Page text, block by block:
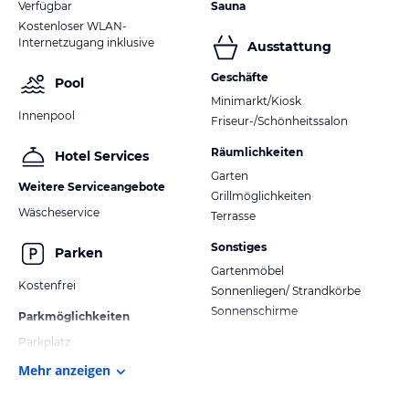
Verfügbar
Kostenloser WLAN-
Internetzugang inklusive
Pool
Innenpool
Hotel Services
Weitere Serviceangebote
Wäscheservice
Parken
Kostenfrei
Parkmöglichkeiten
Parkplatz
Sauna
Ausstattung
Geschäfte
Minimarkt/Kiosk
Friseur-/Schönheitssalon
Räumlichkeiten
Garten
Grillmöglichkeiten
Terrasse
Sonstiges
Gartenmöbel
Sonnenliegen/ Strandkörbe
Sonnenschirme
Mehr anzeigen